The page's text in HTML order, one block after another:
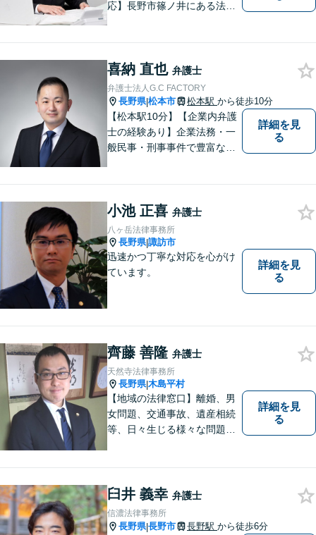
応】長野市篠ノ井にある法律
方は是非ご相談ください。迅
速に対応いたします。
喜納 直也 弁護士
弁護士法人G.C FACTORY
長野県|松本市 松本駅 から徒歩10分
【松本駅10分】【企業内弁護
士の経験あり】企業法務・一
般民事・刑事事件で豊富な実
供します。
詳細を見
る
小池 正喜 弁護士
八ヶ岳法律事務所
長野県|諏訪市
迅速かつ丁寧な対応を心がけ
ています。
詳細を見
る
齊藤 善隆 弁護士
天然寺法律事務所
長野県|木島平村
【地域の法律窓口】離婚、男
女問題、交通事故、遺産相続
等、日々生じる様々な問題に
詳細を見
る
臼井 義幸 弁護士
信濃法律事務所
長野県|長野市 長野駅 から徒歩6分